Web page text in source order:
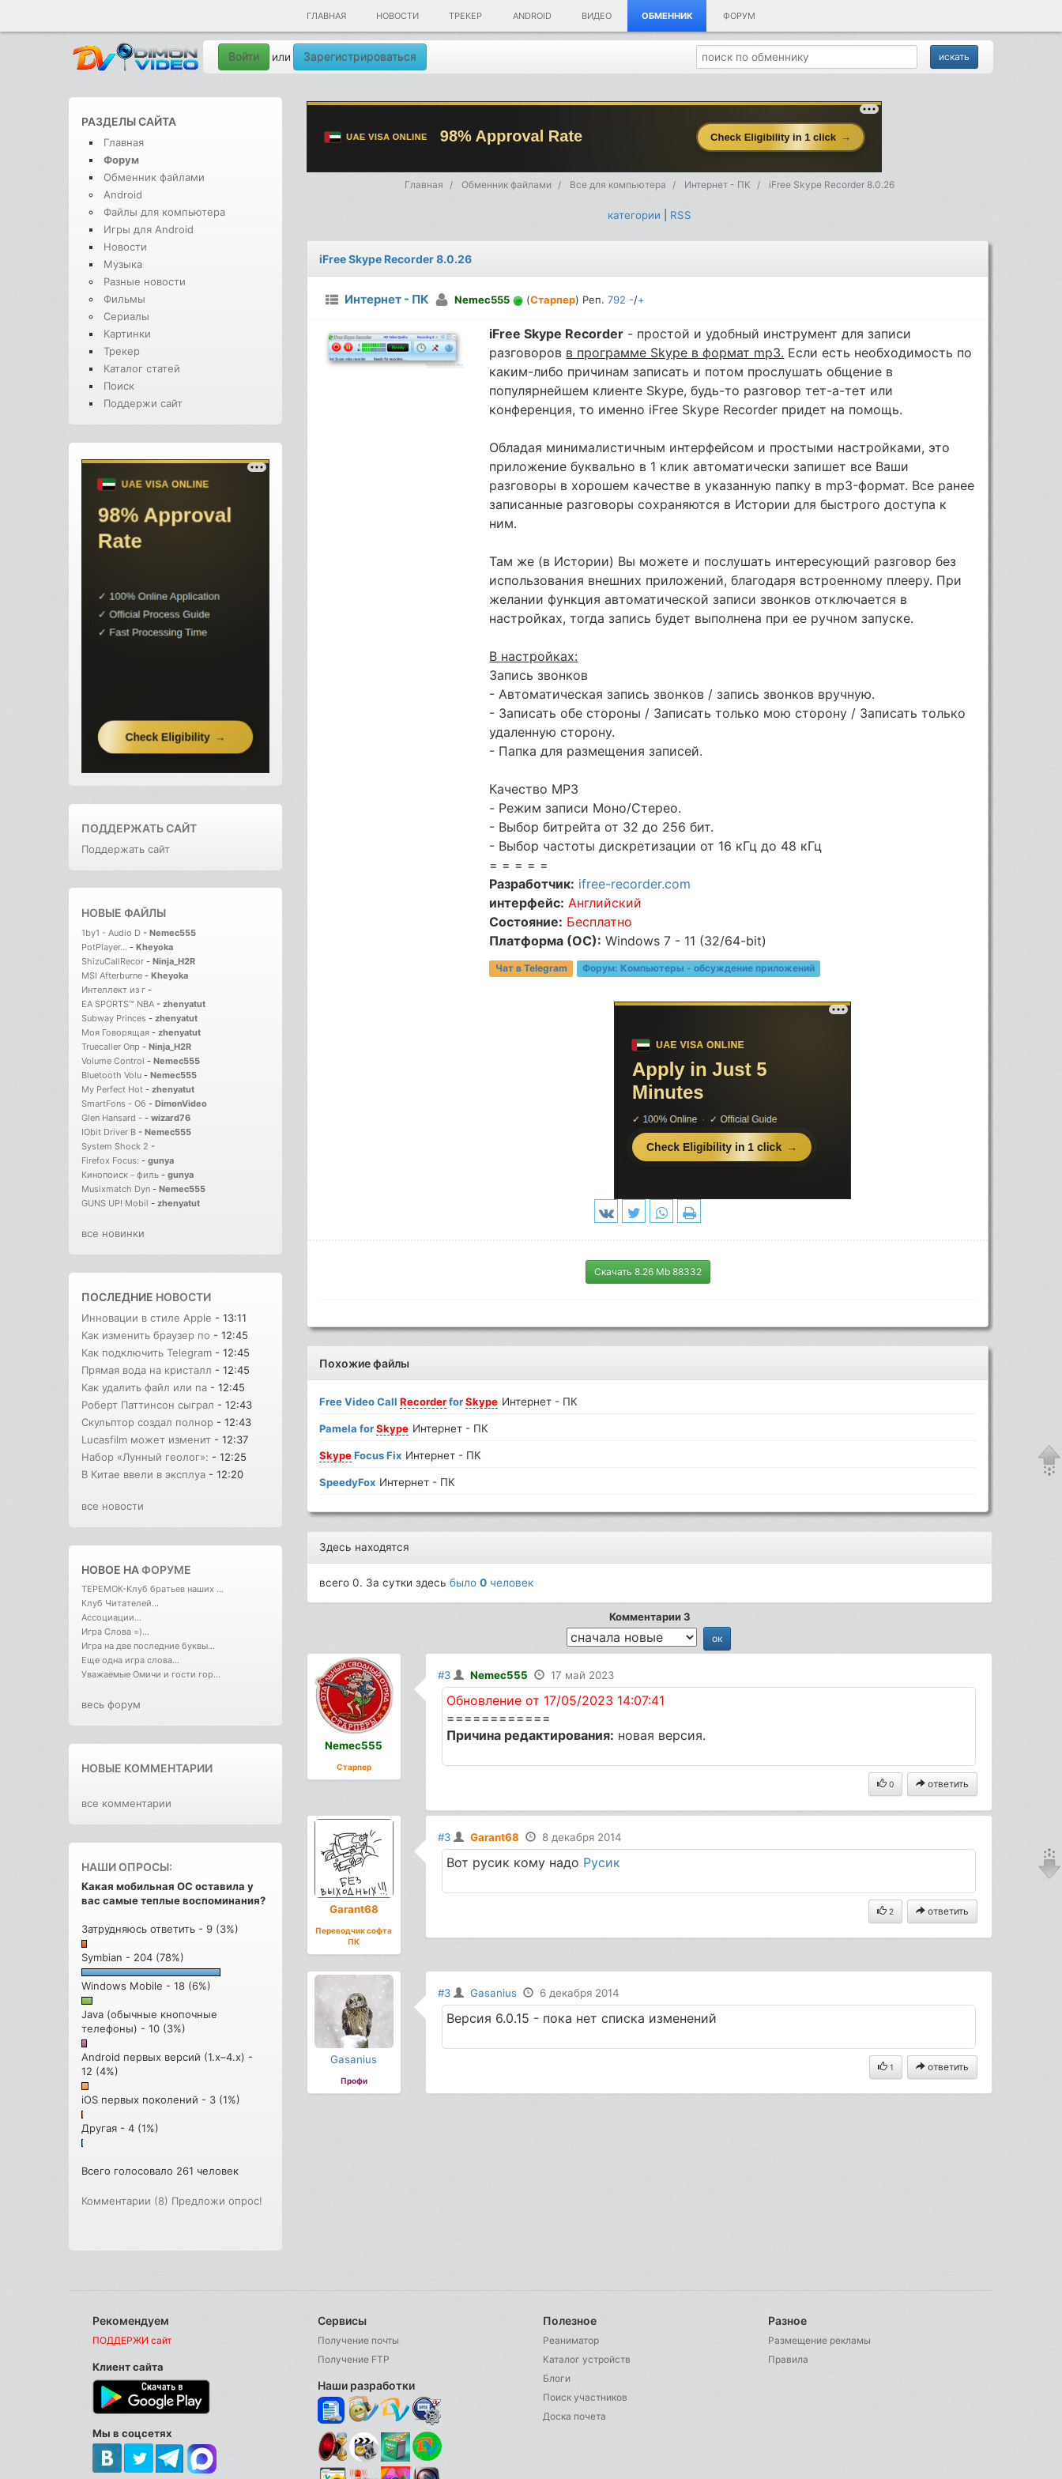
ГЛАВНАЯ НОВОСТИ ТРЕКЕР ANDROID ВИДЕО ОБМЕННИК ФОРУМ
Войти или Зарегистрироваться
РАЗДЕЛЫ САЙТА
Главная
Форум
Обменник файлами
Android
Файлы для компьютера
Игры для Android
Новости
Музыка
Разные новости
Фильмы
Сериалы
Картинки
Трекер
Каталог статей
Поиск
Поддержи сайт
ПОДДЕРЖАТЬ САЙТ
Поддержать сайт
НОВЫЕ ФАЙЛЫ
1by1 - Audio D - Nemec555
PotPlayer... - Kheyoka
ShizuCallRecor - Ninja_H2R
MSI Afterburne - Kheyoka
Интеллект из г -
EA SPORTS™ NBA - zhenyatut
Subway Princes - zhenyatut
Моя Говорящая - zhenyatut
Truecaller Опр - Ninja_H2R
Volume Control - Nemec555
Bluetooth Volu - Nemec555
My Perfect Hot - zhenyatut
SmartFons - Об - DimonVideo
Glen Hansard - - wizard76
IObit Driver B - Nemec555
System Shock 2 -
Firefox Focus: - gunya
Кинопоиск－филь - gunya
Musixmatch Dyn - Nemec555
GUNS UP! Mobil - zhenyatut
все новинки
ПОСЛЕДНИЕ НОВОСТИ
Инновации в стиле Apple - 13:11
Как изменить браузер по - 12:45
Как подключить Telegram - 12:45
Прямая вода на кристалл - 12:45
Как удалить файл или па - 12:45
Роберт Паттинсон сыграл - 12:43
Скульптор создал полнор - 12:43
Lucasfilm может изменит - 12:37
Набор «Лунный геолог»: - 12:25
В Китае ввели в эксплуа - 12:20
все новости
НОВОЕ НАФОРУМЕ
ТЕРЕМОК-Клуб братьев наших ...
Клуб Читателей...
Ассоциации...
Игра Слова =)...
Игра на две последние буквы...
Еще одна игра слова...
Уважаемые Омичи и гости гор...
весь форум
НОВЫЕ КОММЕНТАРИИ
все комментарии
НАШИ ОПРОСЫ:
Какая мобильная ОС оставила у
вас самые теплые воспоминания?
Затрудняюсь ответить - 9 (3%)
Symbian - 204 (78%)
Windows Mobile - 18 (6%)
Java (обычные кнопочные
телефоны) - 10 (3%)
Android первых версий (1.x–4.x) -
12 (4%)
iOS первых поколений - 3 (1%)
Другая - 4 (1%)
Всего голосовало 261 человек
Комментарии (8) Предложи опрос!
Главная Обменник файлами Все для компьютера Интернет - ПК iFree Skype Recorder 8.0.26
категории RSS
iFree Skype Recorder 8.0.26
Интернет - ПК Nemec555 (Старпер) Реп.792 -/+
iFree Skype Recorder - простой и удобный инструмент для записи
разговоров в программе Skype в формат mp3. Если есть необходимость по
каким-либо причинам записать и потом прослушать общение в
популярнейшем клиенте Skype, будь-то разговор тет-а-тет или
конференция, то именно iFree Skype Recorder придет на помощь.
Обладая минималистичным интерфейсом и простыми настройками, это
приложение буквально в 1 клик автоматически запишет все Ваши
разговоры в хорошем качестве в указанную папку в mp3-формат. Все ранее
записанные разговоры сохраняются в Истории для быстрого доступа к
ним.
Там же (в Истории) Вы можете и послушать интересующий разговор без
использования внешних приложений, благодаря встроенному плееру. При
желании функция автоматической записи звонков отключается в
настройках, тогда запись будет выполнена при ее ручном запуске.
В настройках:
Запись звонков
- Автоматическая запись звонков / запись звонков вручную.
- Записать обе стороны / Записать только мою сторону / Записать только
удаленную сторону.
- Папка для размещения записей.
Качество MP3
- Режим записи Моно/Стерео.
- Выбор битрейта от 32 до 256 бит.
- Выбор частоты дискретизации от 16 кГц до 48 кГц
= = = = =
Разработчик: ifree-recorder.com
интерфейс: Английский
Состояние: Бесплатно
Платформа (ОС): Windows 7 - 11 (32/64-bit)
Чат в Telegram Форум: Компьютеры - обсуждение приложений
Скачать 8.26 Mb 88332
Похожие файлы
Free Video CallRecorderforSkype Интернет - ПК
Pamela forSkype Интернет - ПК
SkypeFocus Fix Интернет - ПК
SpeedyFox Интернет - ПК
Здесь находятся
всего 0. За сутки здесьбыло0 человек
Комментарии 3
Nemec555
Старпер
#3 Nemec555 17 май 2023
Обновление от 17/05/2023 14:07:41
============
Причина редактирования: новая версия.
0 ответить
Garant68
Переводчик софта
ПК
#3 Garant68 8 декабря 2014
Вот русик кому надо Русик
2 ответить
Gasanius
Профи
#3 Gasanius 6 декабря 2014
Версия 6.0.15 - пока нет списка изменений
1 ответить
Рекомендуем
ПОДДЕРЖИ сайт
Клиент сайта
Мы в соцсетях
Сервисы
Получение почты
Получение FTP
Наши разработки
Полезное
Реаниматор
Каталог устройств
Блоги
Поиск участников
Доска почета
Разное
Размещение рекламы
Правила